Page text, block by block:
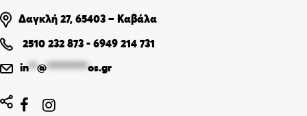
Δαγκλή 27, 65403 – Καβάλα
2510 232 873 - 6949 214 731
in**@**********os.gr
 